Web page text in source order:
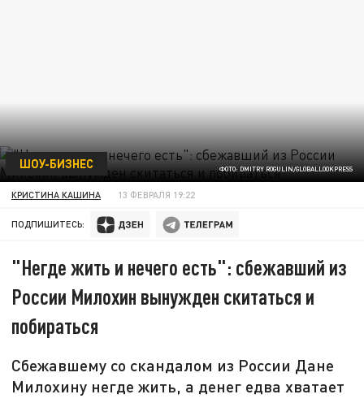
ФОТО: DMITRY ROGULIN/GLOBALLOOKPRESS
ШОУ-БИЗНЕС
КРИСТИНА КАШИНА 13 ФЕВРАЛЯ 19:22
ПОДПИШИТЕСЬ:
"Негде жить и нечего есть": сбежавший из
России Милохин вынужден скитаться и
побираться
Сбежавшему со скандалом из России Дане
Милохину негде жить, а денег едва хватает